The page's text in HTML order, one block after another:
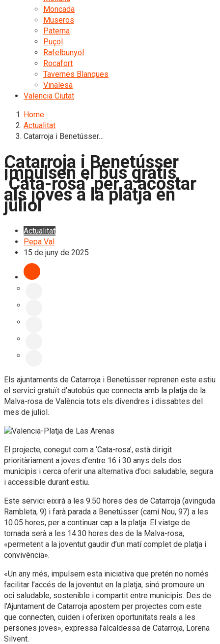
Moncada
Museros
Paterna
Puçol
Rafelbunyol
Rocafort
Tavernes Blanques
Vinalesa
Valencia Ciutat
Home
Actualitat
Catarroja i Benetússer…
Catarroja i Benetússer
impulsen el bus gratis
‘Cata-rosa’ per a acostar
als joves a la platja en
juliol
Actualitat
Pepa Val
15 de juny de 2025
Els ajuntaments de Catarroja i Benetússer reprenen este estiu
el servici gratuït d’autobús que connecta amb la platja de la
Malva-rosa de València tots els divendres i dissabtes del
mes de juliol.
El projecte, conegut com a ‘Cata-rosa’, està dirigit
prioritàriament a joves d’entre 16 i 30 anys dels dos
municipis i cerca oferir una alternativa d’oci saludable, segura
i accessible durant estiu.
Este servici eixirà a les 9.50 hores des de Catarroja (avinguda
Rambleta, 9) i farà parada a Benetússer (camí Nou, 97) a les
10.05 hores, per a continuar cap a la platja. El viatge de
tornada serà a les 14.30 hores des de la Malva-rosa,
«permetent a la joventut gaudir d’un matí complet de platja i
convivència».
«Un any més, impulsem esta iniciativa que pretén no només
facilitar l’accés de la joventut en la platja, sinó promoure un
oci saludable, sostenible i compartit entre municipis. Des de
l’Ajuntament de Catarroja apostem per projectes com este
que connecten, cuiden i oferixen oportunitats reals a les
persones joves», expressa l’alcaldessa de Catarroja, Lorena
Silvent.